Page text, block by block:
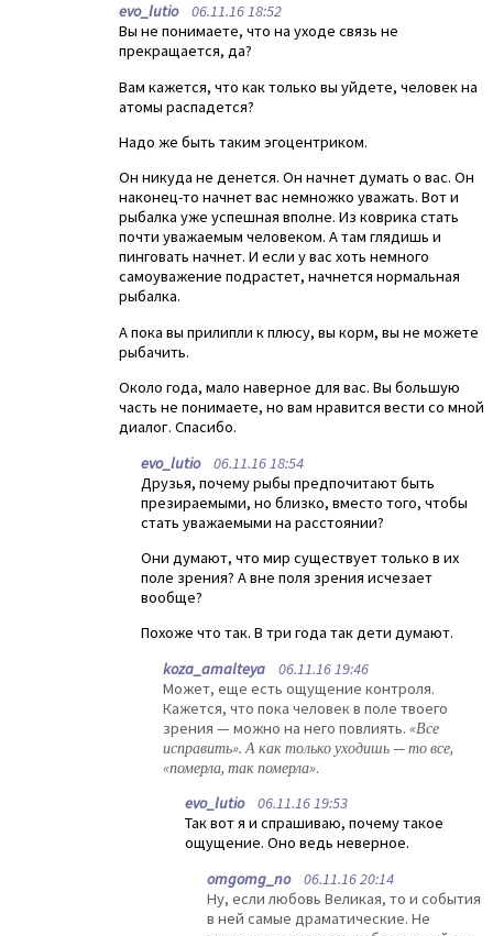
evo_lutio06.11.16 18:52
Вы не понимаете, что на уходе связь не
прекращается, да?
Вам кажется, что как только вы уйдете, человек на
атомы распадется?
Надо же быть таким эгоцентриком.
Он никуда не денется. Он начнет думать о вас. Он
наконец-то начнет вас немножко уважать. Вот и
рыбалка уже успешная вполне. Из коврика стать
почти уважаемым человеком. А там глядишь и
пинговать начнет. И если у вас хоть немного
самоуважение подрастет, начнется нормальная
рыбалка.
А пока вы прилипли к плюсу, вы корм, вы не можете
рыбачить.
Около года, мало наверное для вас. Вы большую
часть не понимаете, но вам нравится вести со мной
диалог. Спасибо.
evo_lutio06.11.16 18:54
Друзья, почему рыбы предпочитают быть
презираемыми, но близко, вместо того, чтобы
стать уважаемыми на расстоянии?
Они думают, что мир существует только в их
поле зрения? А вне поля зрения исчезает
вообще?
Похоже что так. В три года так дети думают.
koza_amalteya 06.11.16 19:46
Может, еще есть ощущение контроля.
Кажется, что пока человек в поле твоего
зрения — можно на него повлиять. «Все
исправить». А как только уходишь — то все,
«померла, так померла».
evo_lutio06.11.16 19:53
Так вот я и спрашиваю, почему такое
ощущение. Оно ведь неверное.
omgomg_no06.11.16 20:14
Ну, если любовь Великая, то и события
в ней самые драматические. Не